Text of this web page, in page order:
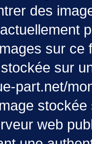
des
sur ce
sur
part.net/
web